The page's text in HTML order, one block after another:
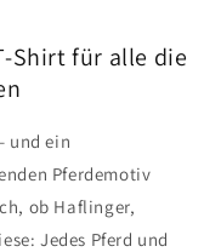
Shirt für alle die
und ein
Pferdemotiv
ob Haflinger,
Jedes Pferd und